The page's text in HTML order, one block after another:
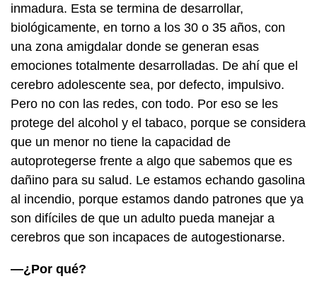
inmadura. Esta se termina de desarrollar,
biológicamente, en torno a los 30 o 35 años, con
una zona amigdalar donde se generan esas
emociones totalmente desarrolladas. De ahí que el
cerebro adolescente sea, por defecto, impulsivo.
Pero no con las redes, con todo. Por eso se les
protege del alcohol y el tabaco, porque se considera
que un menor no tiene la capacidad de
autoprotegerse frente a algo que sabemos que es
dañino para su salud. Le estamos echando gasolina
al incendio, porque estamos dando patrones que ya
son difíciles de que un adulto pueda manejar a
cerebros que son incapaces de autogestionarse.
—¿Por qué?